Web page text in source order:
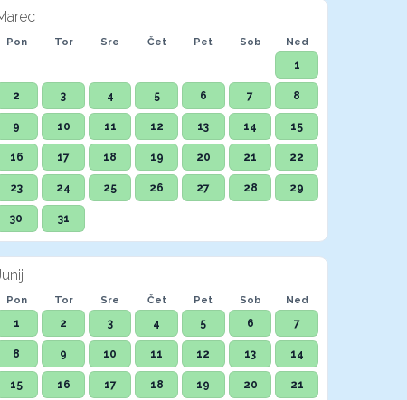
Pon Tor Sre Čet Pet Sob Ned
1
2 3 4 5 6 7 8
9 10 11 12 13 14 15
16 17 18 19 20 21 22
23 24 25 26 27 28 29
30 31
Pon Tor Sre Čet Pet Sob Ned
1 2 3 4 5 6 7
8 9 10 11 12 13 14
15 16 17 18 19 20 21